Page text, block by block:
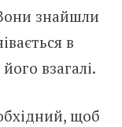
знайшли
в
взагалі.
щоб